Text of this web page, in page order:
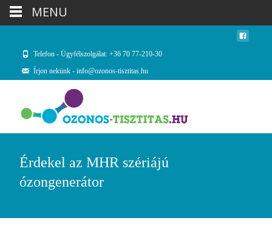
Telefon - Ügyfélszolgálat: +36 70 77-210-30
Írjon nekünk - info@ozonos-tisztitas.hu
Érdekel az MHR szériájú
ózongenerátor
MENU